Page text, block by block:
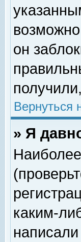
он
Вернуться
» Я
каким-